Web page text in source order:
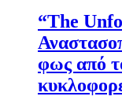
“The
φως από